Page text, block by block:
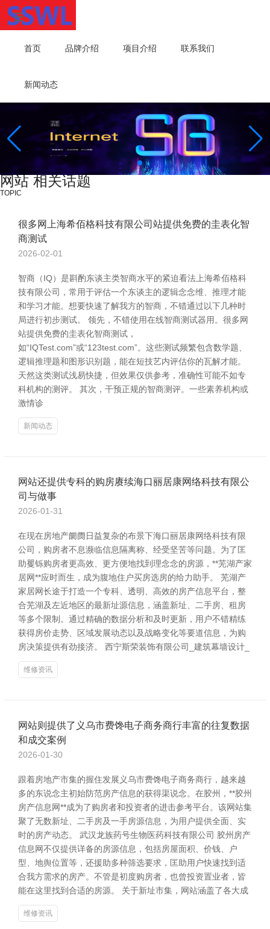
首页 品牌介绍 项目介绍 联系我们
新闻动态
网站 相关话题
TOPIC
很多网上海希佰格科技有限公司站提供免费的圭表化智
商测试
2026-02-01
智商（IQ）是斟酌东谈主类智商水平的紧迫看法上海希佰格科
技有限公司，常用于评估一个东谈主的逻辑念念维、推理才能
和学习才能。想要快速了解我方的智商，不错通过以下几种时
局进行初步测试。 领先，不错使用在线智商测试器用。很多网
站提供免费的圭表化智商测试，
如“IQTest.com”或“123test.com”。这些测试频繁包含数学题、
逻辑推理题和图形识别题，能在短技艺内评估你的瓦解才能。
天然这类测试浅易快捷，但效果仅供参考，准确性可能不如专
科机构的测评。 其次，干预正规的智商测评。一些素养机构或
激情诊
新闻动态
网站还提供专科的购房赓续海口丽居康网络科技有限公
司与做事
2026-01-31
在现在房地产阛阓日益复杂的布景下海口丽居康网络科技有限
公司，购房者不息濒临信息隔离称、经受坚苦等问题。为了匡
助矍铄购房者更高效、更方便地找到理念念的房源，**芜湖产家
居网**应时而生，成为腹地住户买房选房的给力助手。 芜湖产
家居网长途于打造一个专科、透明、高效的房产信息平台，整
合芜湖及左近地区的最新址源信息，涵盖新址、二手房、租房
等多个限制。通过精确的数据分析和及时更新，用户不错精练
获得房价走势、区域发展动态以及战略变化等要道信息，为购
房决策提供有劲接济。 西宁斯荣装饰有限公司_建筑幕墙设计_
维修资讯
网站则提供了义乌市费馋电子商务商行丰富的往复数据
和成交案例
2026-01-30
跟着房地产市集的握住发展义乌市费馋电子商务商行，越来越
多的东说念主初始防范房产信息的获得渠说念。在胶州，**胶州
房产信息网**成为了购房者和投资者的进击参考平台。该网站集
聚了无数新址、二手房及一手房源信息，为用户提供全面、实
时的房产动态。 武汉龙族药号生物医药科技有限公司 胶州房产
信息网不仅提供详备的房源信息，包括房屋面积、价钱、户
型、地舆位置等，还援助多种筛选要求，匡助用户快速找到适
合我方需求的房产。不管是初度购房者，也曾投资置业者，皆
能在这里找到合适的房源。 关于新址市集，网站涵盖了各大成
维修资讯